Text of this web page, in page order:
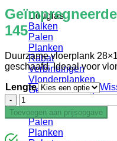
Douglas
Balken
Palen
Planken
Rabat
Verbindingen
Vlonderplanken
Gevelbekleding
Balken
Palen
Planken
145
Duurzame vloerplank
geschaafd. Ideaal voor
Lengte
Geïmpregneerde
Vlonderplank
-
Toevoegen aan prijsopgave